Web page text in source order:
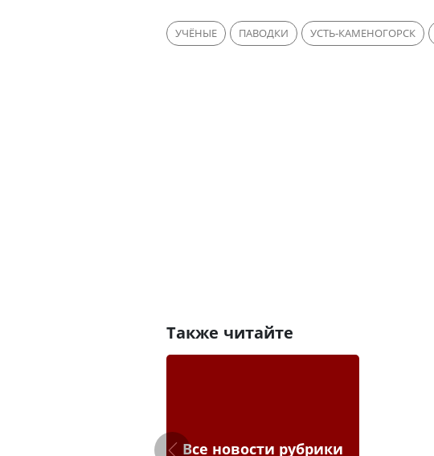
УЧЁНЫЕ ПАВОДКИ УСТЬ-КАМЕНОГОРСК
Также читайте
Все новости рубрики